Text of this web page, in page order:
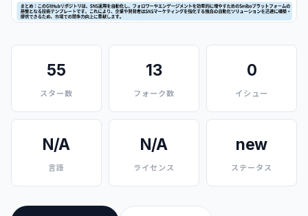
55
スター数
13
フォーク数
0
イシュー
N/A
言語
N/A
ライセンス
new
ステータス